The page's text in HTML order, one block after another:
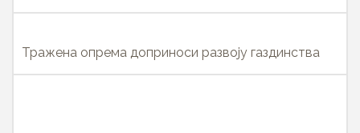
Тражена опрема доприноси развоју газдинства